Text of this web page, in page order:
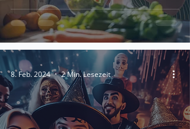
8. Feb. 2024 2 Min. Lesezeit